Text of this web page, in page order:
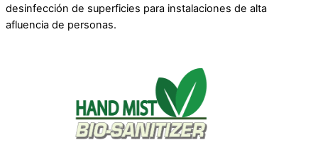
desinfección de superficies para instalaciones de alta
afluencia de personas.